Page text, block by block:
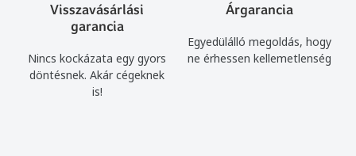
Visszavásárlási
garancia
Nincs kockázata egy gyors
döntésnek. Akár cégeknek
is!
Árgarancia
Egyedülálló megoldás, hogy
ne érhessen kellemetlenség